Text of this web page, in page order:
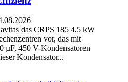
das CRPS 185 4,5 kW
vor, das mit
µF, 450 V-Kondensatoren
Kondensator...